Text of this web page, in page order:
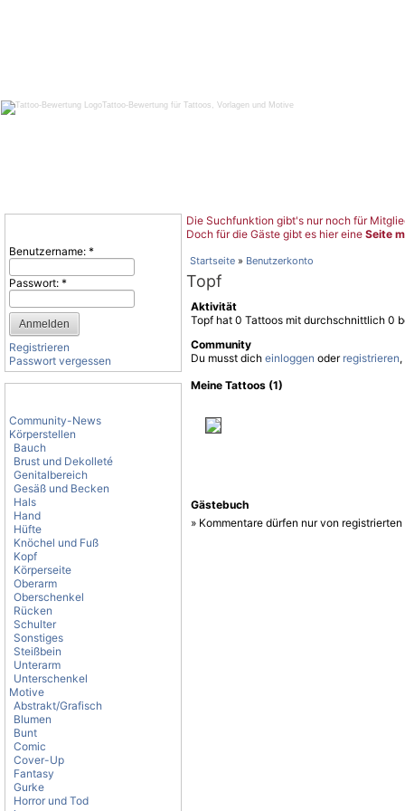
Tattoo-Bewertung für Tattoos, Vorlagen und Motive
Benutzername: *
Passwort: *
Registrieren
Passwort vergessen
Community-News
Körperstellen
Bauch
Brust und Dekolleté
Genitalbereich
Gesäß und Becken
Hals
Hand
Hüfte
Knöchel und Fuß
Kopf
Körperseite
Oberarm
Oberschenkel
Rücken
Schulter
Sonstiges
Steißbein
Unterarm
Unterschenkel
Motive
Abstrakt/Grafisch
Blumen
Bunt
Comic
Cover-Up
Fantasy
Gurke
Horror und Tod
Die Suchfunktion gibt's nur noch für
Doch für die Gäste gibt es hier eine Seite
Startseite » Benutzerkonto
Topf
Aktivität
Topf hat 0 Tattoos mit durchschnittlich 0
Community
Du musst dich einloggen oder registrieren
Meine Tattoos (1)
Gästebuch
» Kommentare dürfen nur von